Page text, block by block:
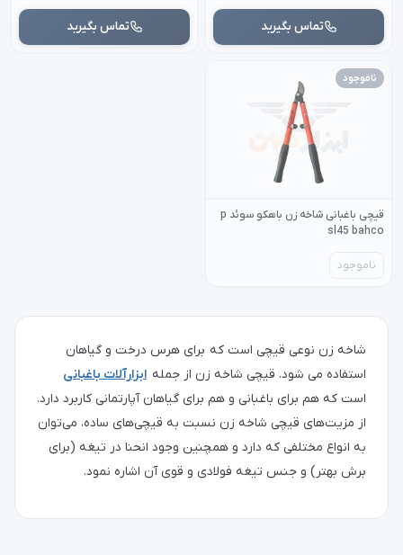
تماس بگیرید تماس بگیرید
ناموجود
قیچی باغبانی شاخه زن باهکو سوئد p
sl45 bahco
ناموجود
شاخه زن نوعی قیچی است که برای هرس درخت و گیاهان
استفاده می شود. قیچی شاخه زن از جمله ابزارآلات باغبانی
است که هم برای باغبانی و هم برای گیاهان آپارتمانی کاربرد دارد.
از مزیت‌های قیچی شاخه زن نسبت به قیچی‌های ساده، می‌توان
به انواع مختلفی که دارد و همچنین وجود انحنا در تیغه (برای
برش بهتر) و جنس تیغه فولادی و قوی آن اشاره نمود.